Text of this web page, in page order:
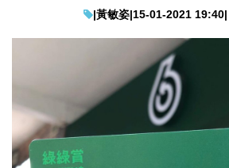
EduTech
生成式AI與雲端應用
Enterprise Digital Transformation
特集
|黃敏姿|15-01-2021 19:40|